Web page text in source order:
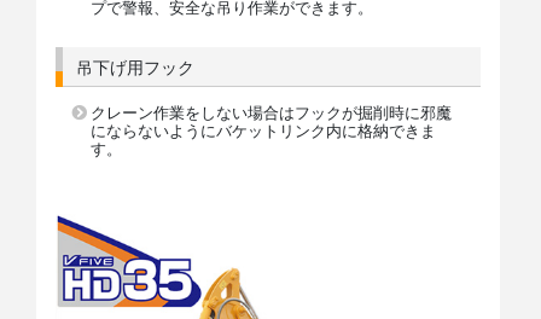
プで警報、安全な吊り作業ができます。
吊下げ用フック
クレーン作業をしない場合はフックが掘削時に邪魔
にならないようにバケットリンク内に格納できま
す。